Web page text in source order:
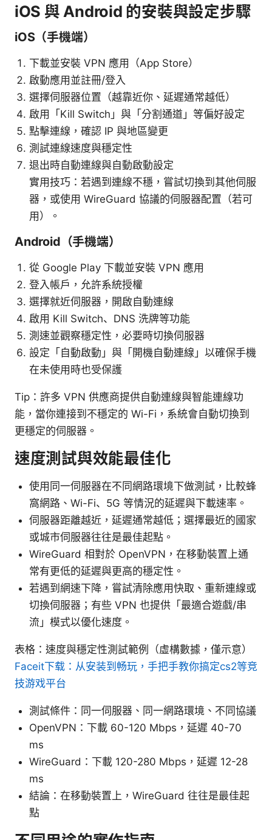
iOS 與 Android 的安裝與設定步驟
iOS（手機端）
下載並安裝 VPN 應用（App Store）
啟動應用並註冊/登入
選擇伺服器位置（越靠近你、延遲通常越低）
啟用「Kill Switch」與「分割通道」等偏好設定
點擊連線，確認 IP 與地區變更
測試連線速度與穩定性
退出時自動連線與自動啟動設定
實用技巧：若遇到連線不穩，嘗試切換到其他伺服
器，或使用 WireGuard 協議的伺服器配置（若可
用）。
Android（手機端）
從 Google Play 下載並安裝 VPN 應用
登入帳戶，允許系統授權
選擇就近伺服器，開啟自動連線
啟用 Kill Switch、DNS 洗牌等功能
測速並觀察穩定性，必要時切換伺服器
設定「自動啟動」與「開機自動連線」以確保手機
在未使用時也受保護
Tip：許多 VPN 供應商提供自動連線與智能連線功
能，當你連接到不穩定的 Wi-Fi，系統會自動切換到
更穩定的伺服器。
速度測試與效能最佳化
使用同一伺服器在不同網路環境下做測試，比較蜂
窩網路、Wi-Fi、5G 等情況的延遲與下載速率。
伺服器距離越近，延遲通常越低；選擇最近的國家
或城市伺服器往往是最佳起點。
WireGuard 相對於 OpenVPN，在移動裝置上通
常有更低的延遲與更高的穩定性。
若遇到網速下降，嘗試清除應用快取、重新連線或
切換伺服器；有些 VPN 也提供「最適合遊戲/串
流」模式以優化速度。
表格：速度與穩定性測試範例（虛構數據，僅示意）
Faceit下载：从安装到畅玩，手把手教你搞定cs2等竞
技游戏平台
測試條件：同一伺服器、同一網路環境、不同協議
OpenVPN：下載 60-120 Mbps，延遲 40-70
ms
WireGuard：下載 120-280 Mbps，延遲 12-28
ms
結論：在移動裝置上，WireGuard 往往是最佳起
點